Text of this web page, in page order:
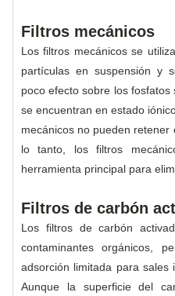
Filtros mecánicos
Los filtros mecánicos se
partículas en suspensión y
poco efecto sobre los
se encuentran en estado
mecánicos no pueden
lo tanto, los filtros
herramienta principal para
Filtros de carbón
Los filtros de carbón
contaminantes orgánicos,
adsorción limitada para sales
Aunque la superficie del